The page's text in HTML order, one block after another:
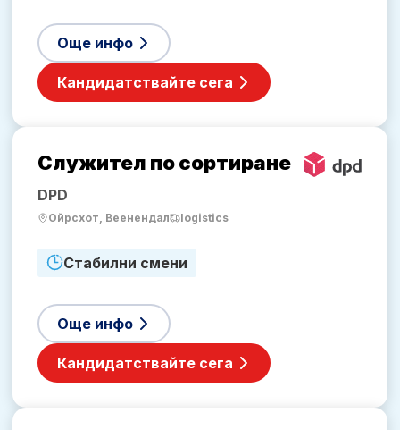
Още инфо
Кандидатствайте сега
Служител по сортиране
DPD
Ойрсхот, Веенендал logistics
Стабилни смени
Още инфо
Кандидатствайте сега